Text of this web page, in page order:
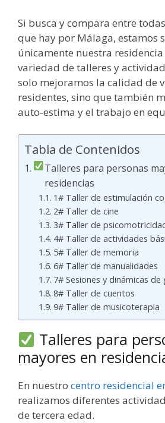
Si busca y compara entre
que hay por Málaga, estamos
únicamente nuestra
variedad de talleres y
solo mejoramos la calidad de
residentes, sino que también
auto-estima y el trabajo en
Tabla de Contenidos
Talleres para personas
residencias
1# Taller de estimulación
2# Taller de cine
3# Taller de
4# Taller de actividades
5# Taller de memoria
6# Taller de manualidades
7# Sesiones y dinámicas de
8# Taller de cuentos
9# Taller de musicoterapia
Talleres para
mayores en
En nuestro centro residencial
realizamos diferentes
de tercera edad.